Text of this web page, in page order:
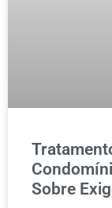
Sobre